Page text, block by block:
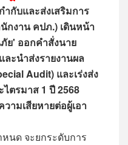
กับและส่งเสริมการ
กงาน คปภ.) เดินหน้า
ย' ออกคำสั่งนาย
ละนำส่งรายงานผล
Audit) และเร่งส่ง
ไตรมาส 1 ปี 2568
ามเสียหายต่อผู้เอา
นด จะยกระดับการ